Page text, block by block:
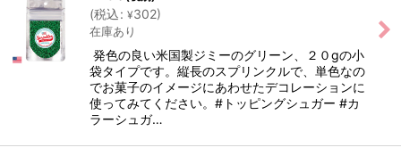
(税込: ¥302)
在庫あり
発色の良い米国製ジミーのグリーン、２０gの小
袋タイプです。縦長のスプリンクルで、単色なの
でお菓子のイメージにあわせたデコレーションに
使ってみてください。#トッピングシュガー #カ
ラーシュガ…